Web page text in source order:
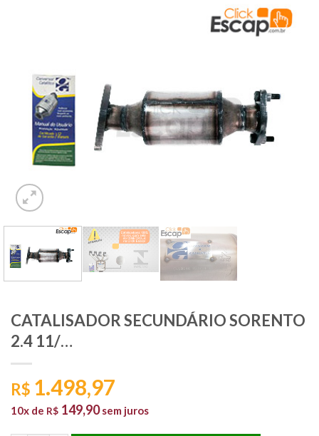
CATALISADOR SECUNDÁRIO SORENTO
2.4 11/…
R$ 1.498,97
10x de R$ 149,90 sem juros